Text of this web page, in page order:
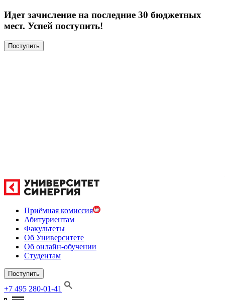
Идет зачисление на последние 30 бюджетных
мест. Успей поступить!
Поступить
Приёмная комиссия
Абитуриентам
Факультеты
Об Университете
Об онлайн-обучении
Студентам
Поступить
+7 495 280-01-41